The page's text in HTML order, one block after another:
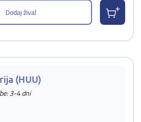
Dodaj žival
(HUU)
3-4 dni